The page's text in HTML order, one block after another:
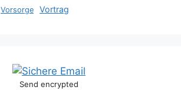
Vorsorge Vortrag
Send encrypted